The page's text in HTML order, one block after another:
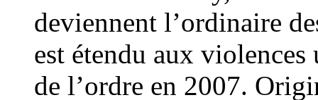
deviennent l’ordinaire
est étendu aux violences
de l’ordre en 2007.